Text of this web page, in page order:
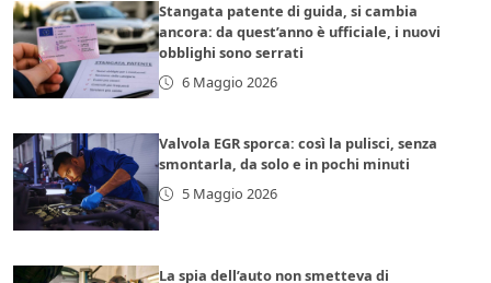
Stangata patente di guida, si cambia
ancora: da quest’anno è ufficiale, i nuovi
obblighi sono serrati
6 Maggio 2026
Valvola EGR sporca: così la pulisci, senza
smontarla, da solo e in pochi minuti
5 Maggio 2026
La spia dell’auto non smetteva di